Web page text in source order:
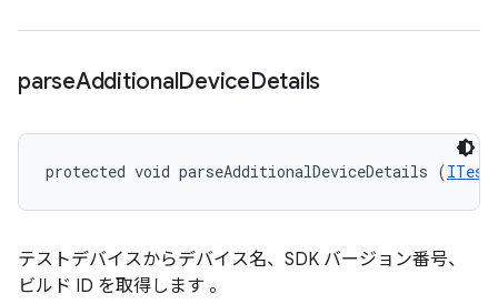
parseAdditionalDeviceDetails
protected void parseAdditionalDeviceDetails (
テストデバイスからデバイス名、SDK バージョン番号、
ビルド ID を取得します 。